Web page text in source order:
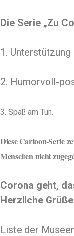
Die Serie „Zu
1.
2. Humorvoll-
3. Spaß am Tun.
Diese Cartoon-Serie
Menschen nicht
Corona geht,
Herzliche
Liste der